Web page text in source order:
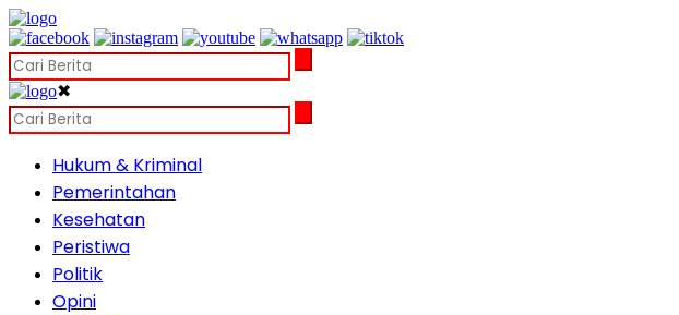
✖
Hukum & Kriminal
Pemerintahan
Kesehatan
Peristiwa
Politik
Opini